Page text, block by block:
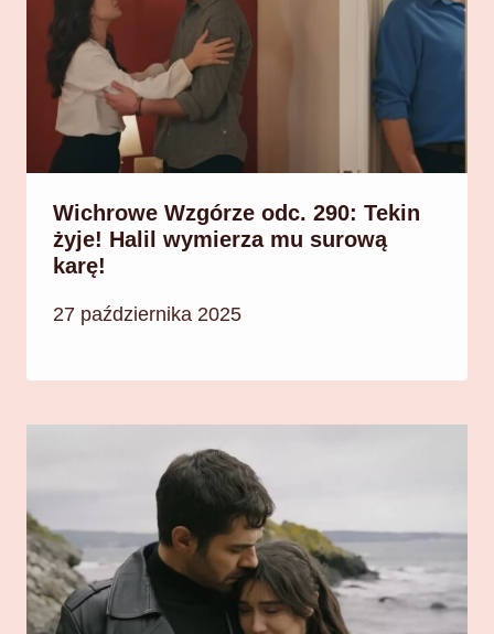
Wichrowe Wzgórze odc. 290: Tekin
żyje! Halil wymierza mu surową
karę!
27 października 2025